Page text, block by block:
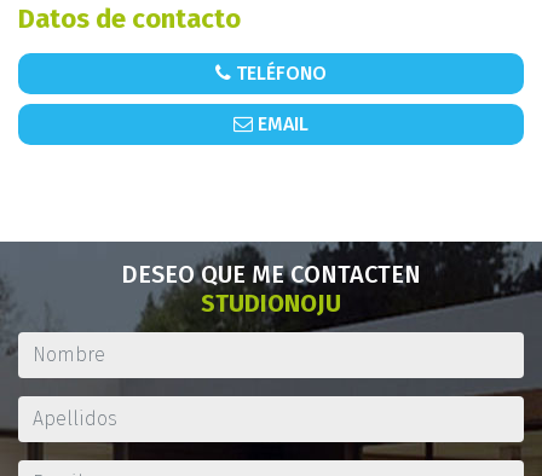
Datos de contacto
TELÉFONO
EMAIL
DESEO QUE ME CONTACTEN
STUDIONOJU